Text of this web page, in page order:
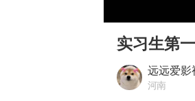
实习生第
远远爱影
河南